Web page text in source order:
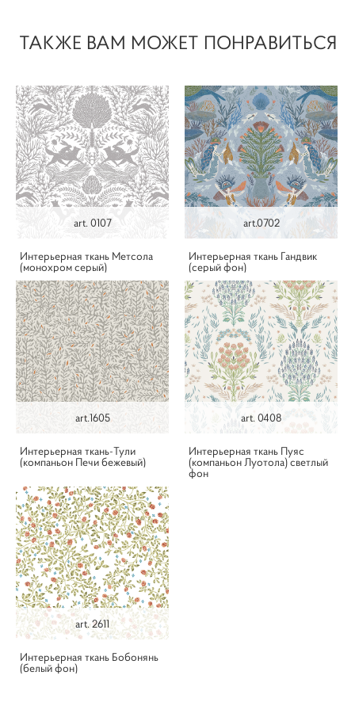
ТАКЖЕ ВАМ МОЖЕТ ПОНРАВИТЬСЯ
art. 0107
Интерьерная ткань Метсола
(монохром серый)
art.0702
Интерьерная ткань Гандвик
(серый фон)
art.1605
Интерьерная ткань-Тули
(компаньон Печи бежевый)
art. 0408
Интерьерная ткань Пуяс
(компаньон Луотола) светлый
фон
art. 2611
Интерьерная ткань Бобонянь
(белый фон)